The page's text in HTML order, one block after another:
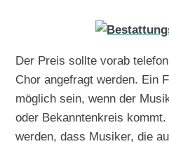
Der Preis sollte vorab
Chor angefragt werden. Ein
möglich sein, wenn der
oder Bekanntenkreis
werden, dass Musiker, die